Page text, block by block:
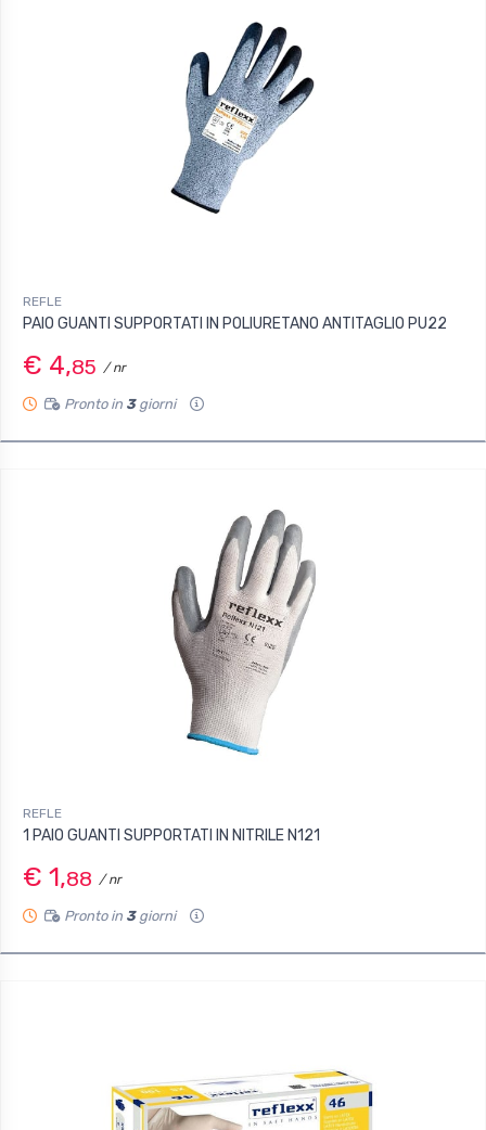
REFLE
PAIO GUANTI SUPPORTATI IN POLIURETANO ANTITAGLIO PU22
€ 4,85 / nr
Pronto in 3giorni
REFLE
1 PAIO GUANTI SUPPORTATI IN NITRILE N121
€ 1,88 / nr
Pronto in 3giorni